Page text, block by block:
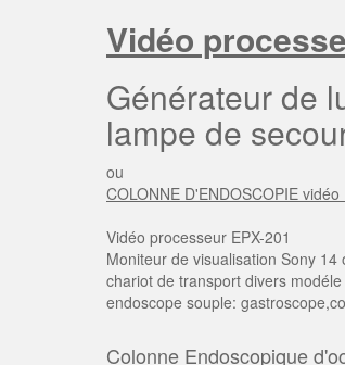
Vidéo
Générateur de
lampe de
ou
COLONNE D'ENDOSCOPIE vidéo
Vidéo processeur EPX-201
Moniteur de visualisation Sony 14
chariot de transport divers modéle
endoscope souple:
Colonne Endoscopique